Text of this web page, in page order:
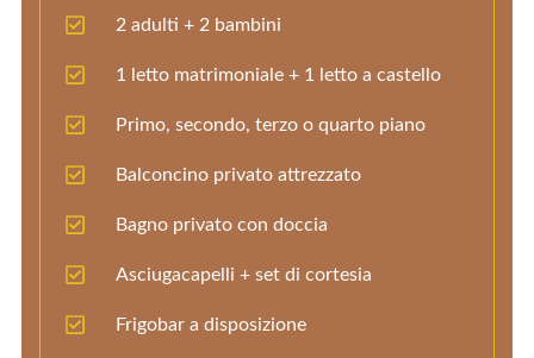
2 adulti + 2 bambini
1 letto matrimoniale + 1 letto a castello
Primo, secondo, terzo o quarto piano
Balconcino privato attrezzato
Bagno privato con doccia
Asciugacapelli + set di cortesia
Frigobar a disposizione